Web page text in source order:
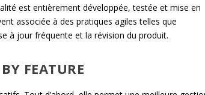
est entièrement développée, testée et mise en
associée à des pratiques agiles telles que
à jour fréquente et la révision du produit.
FEATURE